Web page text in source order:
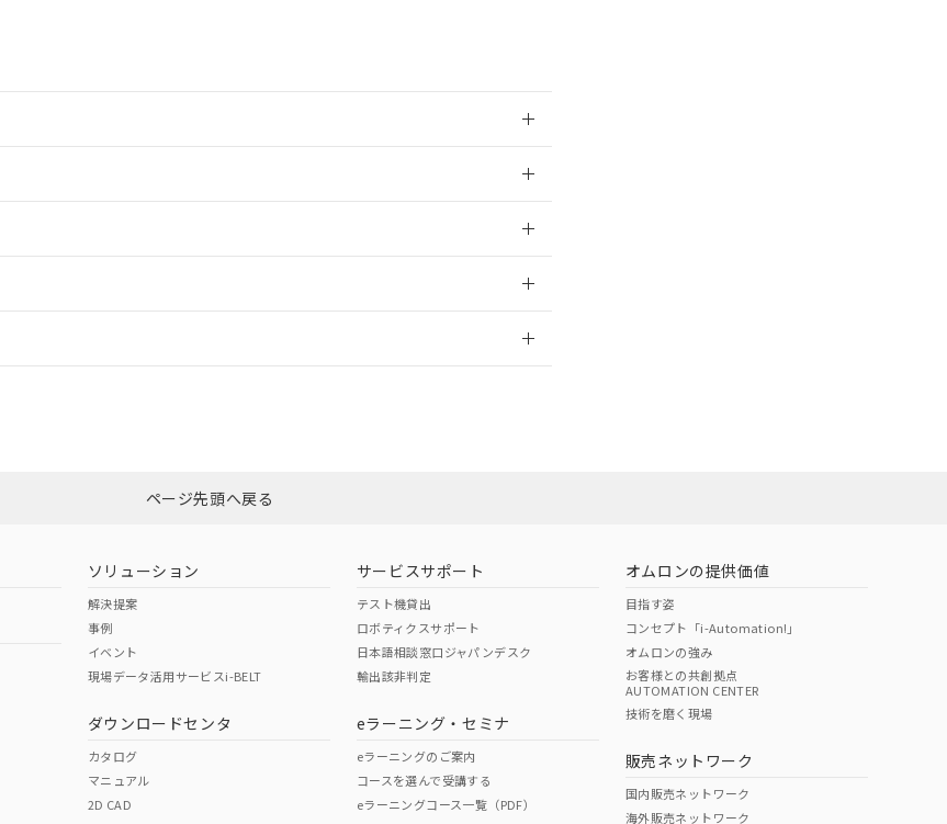
ダウンロードはこちら
O O
（日本
（アメリカ
この製品の規格認証/適合状況ページへ
その他の認証はこちらのページからご検索ください
ページ先頭へ戻る
ソリューション
解決提案
事例
イベント
現場データ活用サービスi-BELT
ダウンロードセンタ
カタログ
マニュアル
2D CAD
サービスサポート
テスト機貸出
ロボティクスサポート
日本語相談窓口ジャパンデスク
輸出該非判定
eラーニング・セミナ
eラーニングのご案内
コースを選んで受講する
eラーニングコース一覧（PDF）
オムロンの提供価値
目指す姿
コンセプト「i-Automation!」
オムロンの強み
お客様との共創拠点
AUTOMATION CENTER
技術を磨く現場
販売ネットワーク
国内販売ネットワーク
海外販売ネットワーク